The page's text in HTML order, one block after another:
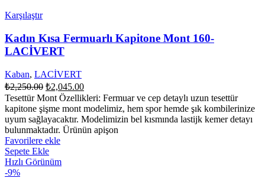
Karşılaştır
Kadın Kısa Fermuarlı Kapitone Mont 160-
LACİVERT
Kaban, LACİVERT
₺2,250.00 Orijinal
fiyat:
₺2,250.00.
₺2,045.00Şu
andaki
fiyat:
₺2,045.00.
Tesettür Mont Özellikleri: Fermuar ve cep detaylı uzun tesettür
kapitone şişme mont modelimiz, hem spor hemde şık kombilerinize
uyum sağlayacaktır. Modelimizin bel kısmında lastijk kemer detayı
bulunmaktadır. Ürünün apişon
Favorilere ekle
Sepete Ekle
Hızlı Görünüm
-9%